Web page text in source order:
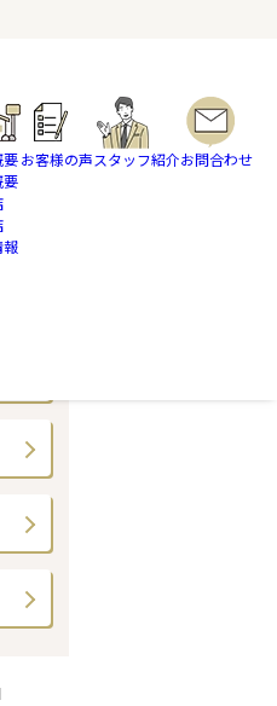
要
要
報
お客様の声スタッフ紹介お問合わせ